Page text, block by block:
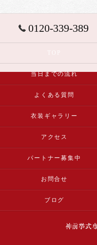
0120-339-389
当日までの流れ
よくある質問
衣装ギャラリー
アクセス
パートナー募集中
お問合せ
ブログ